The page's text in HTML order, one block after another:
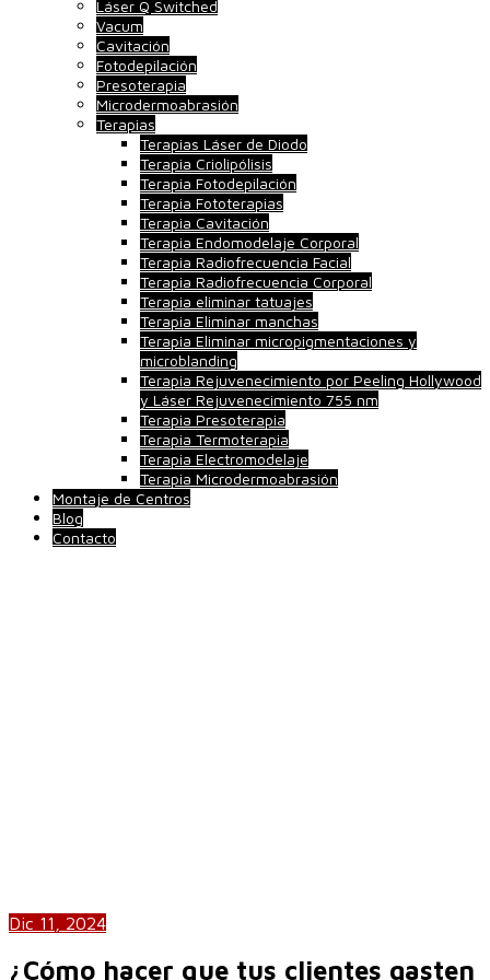
Láser Q Switched
Vacum
Cavitación
Fotodepilación
Presoterapia
Microdermoabrasión
Terapias
Terapias Láser de Diodo
Terapia Criolipólisis
Terapia Fotodepilación
Terapia Fototerapias
Terapia Cavitación
Terapia Endomodelaje Corporal
Terapia Radiofrecuencia Facial
Terapia Radiofrecuencia Corporal
Terapia eliminar tatuajes
Terapia Eliminar manchas
Terapia Eliminar micropigmentaciones y
microblanding
Terapia Rejuvenecimiento por Peeling Hollywood
y Láser Rejuvenecimiento 755 nm
Terapia Presoterapia
Terapia Termoterapia
Terapia Electromodelaje
Terapia Microdermoabrasión
Montaje de Centros
Blog
Contacto
Dic 11, 2024
¿Cómo hacer que tus clientes gasten